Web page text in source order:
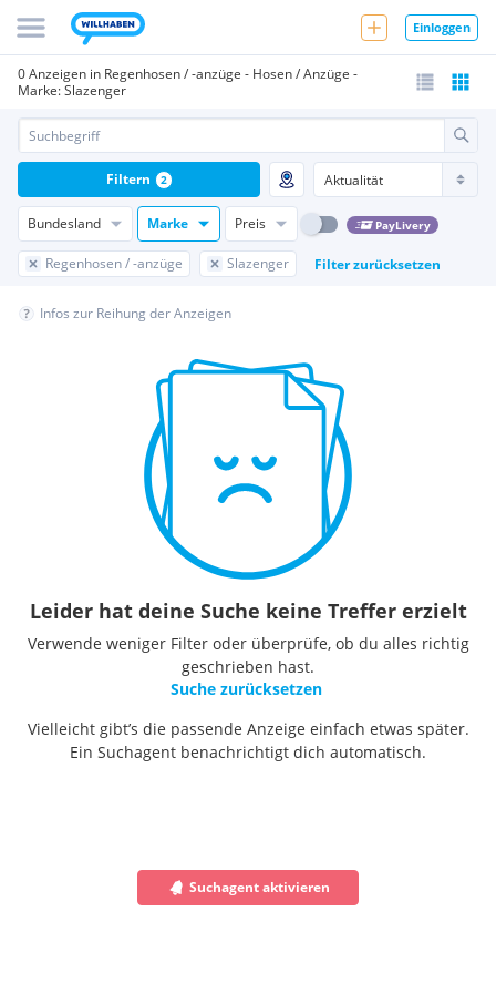
Einloggen
0 Anzeigen in Regenhosen / -anzüge - Hosen / Anzüge -
Marke: Slazenger
Bundesland Marke Preis PayLivery
Regenhosen / -anzüge Slazenger Filter zurücksetzen
Filtern 2
Infos zur Reihung der Anzeigen
Leider hat deine Suche keine Treffer erzielt
Verwende weniger Filter oder überprüfe, ob du alles richtig
geschrieben hast.
Suche zurücksetzen
Vielleicht gibt’s die passende Anzeige einfach etwas später.
Ein Suchagent benachrichtigt dich automatisch.
Suchagent aktivieren